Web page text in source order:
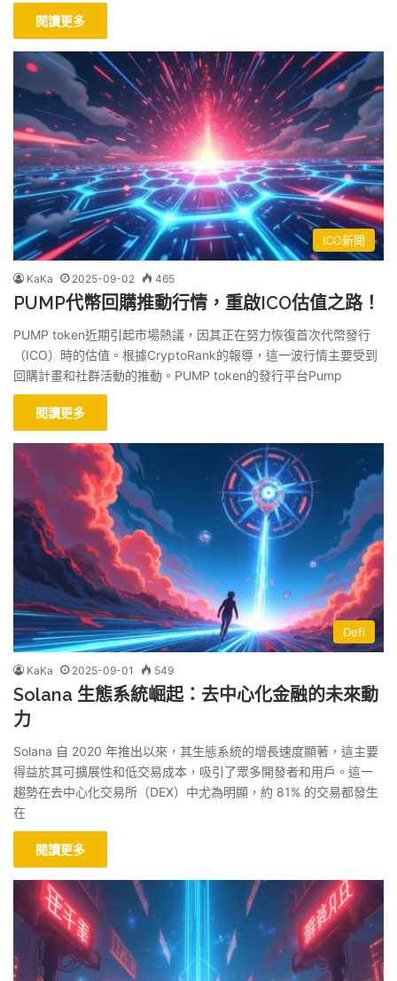
閱讀更多
ICO新聞
KaKa 2025-09-02 465
PUMP代幣回購推動行情，重啟ICO估值之路！
PUMP token近期引起市場熱議，因其正在努力恢復首次代幣發行
（ICO）時的估值。根據CryptoRank的報導，這一波行情主要受到
回購計畫和社群活動的推動。PUMP token的發行平台Pump
閱讀更多
Defi
KaKa 2025-09-01 549
Solana 生態系統崛起：去中心化金融的未來動
力
Solana 自 2020 年推出以來，其生態系統的增長速度顯著，這主要
得益於其可擴展性和低交易成本，吸引了眾多開發者和用戶。這一
趨勢在去中心化交易所（DEX）中尤為明顯，約 81% 的交易都發生
在
閱讀更多